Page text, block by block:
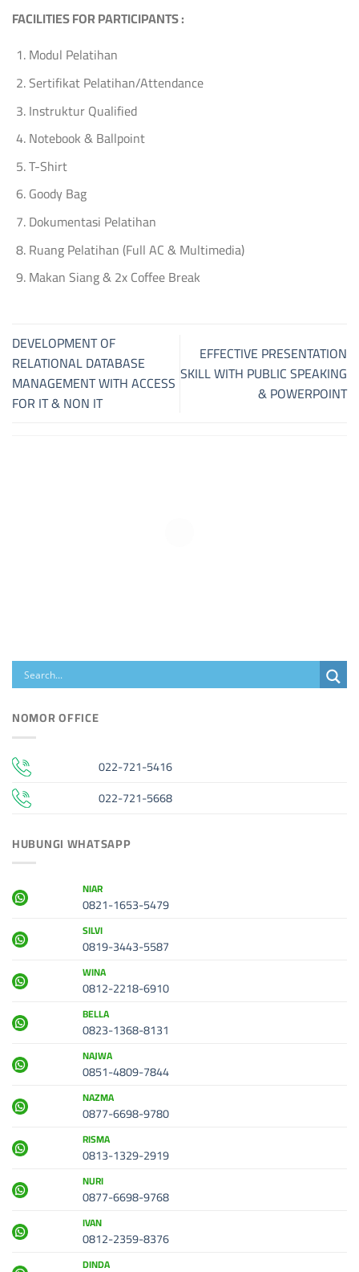
FACILITIES FOR PARTICIPANTS :
Modul Pelatihan
Sertifikat Pelatihan/Attendance
Instruktur Qualified
Notebook & Ballpoint
T-Shirt
Goody Bag
Dokumentasi Pelatihan
Ruang Pelatihan (Full AC & Multimedia)
Makan Siang & 2x Coffee Break
DEVELOPMENT OF
RELATIONAL DATABASE
MANAGEMENT WITH ACCESS
FOR IT & NON IT
EFFECTIVE PRESENTATION
SKILL WITH PUBLIC SPEAKING
& POWERPOINT
NOMOR OFFICE
022-721-5416
022-721-5668
HUBUNGI WHATSAPP
NIAR
0821-1653-5479
SILVI
0819-3443-5587
WINA
0812-2218-6910
BELLA
0823-1368-8131
NAJWA
0851-4809-7844
NAZMA
0877-6698-9780
RISMA
0813-1329-2919
NURI
0877-6698-9768
IVAN
0812-2359-8376
DINDA